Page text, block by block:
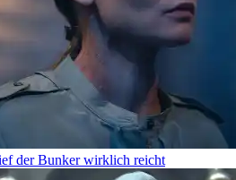
der Bunker wirklich reicht